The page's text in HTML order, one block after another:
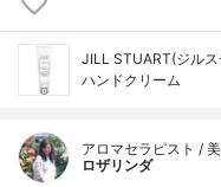
JILL STUART(ジル
ハンドクリーム
アロマセラピスト /
ロザリンダ